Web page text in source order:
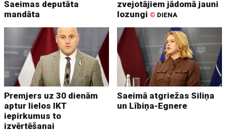
Saeimas deputāta
mandāta
zvejotājiem jādomā jauni
lozungi © DIENA
Premjers uz 30 dienām
aptur lielos IKT
iepirkumus to
izvērtēšanai
Saeimā atgriežas Siliņa
un Lībiņa-Egnere